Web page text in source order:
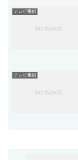
テレビ番組
テレビ番組